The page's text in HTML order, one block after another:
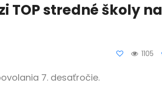
stredné školy na
1105
7. desaťročie.